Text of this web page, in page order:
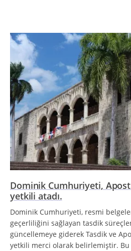
Dominik Cumhuriyeti,
yetkili atadı.
Dominik Cumhuriyeti, resmi
geçerliliğini sağlayan tasdik
güncellemeye giderek Tasdik ve
yetkili merci olarak belirlemiştir. Bu